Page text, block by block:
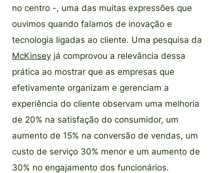
no centro -, uma das muitas expressões que
ouvimos quando falamos de inovação e
tecnologia ligadas ao cliente. Uma pesquisa da
McKinsey já comprovou a relevância dessa
prática ao mostrar que as empresas que
efetivamente organizam e gerenciam a
experiência do cliente observam uma melhoria
de 20% na satisfação do consumidor, um
aumento de 15% na conversão de vendas, um
custo de serviço 30% menor e um aumento de
30% no engajamento dos funcionários.